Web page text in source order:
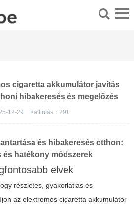
cigaretta akkumulátor javítás
hibakeresés és megelőzés
12-29 Kattintás： 291
és hibakeresés otthon:
és hatékony módszerek
elvek
részletes, gyakorlatias és
az elektromos cigaretta akkumulátor